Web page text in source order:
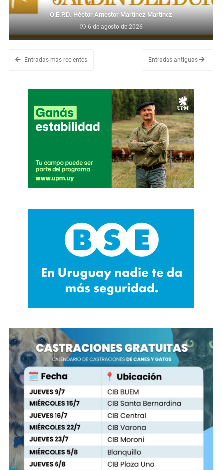
Q.E.P.D. Héctor Amestor Martínez Martínez
6 de agosto de 2026
Entradas más recientes Entradas antiguas